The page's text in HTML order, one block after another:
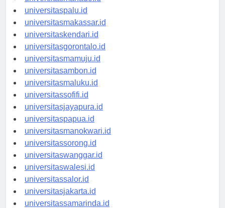
universitasmanado.id
universitaspalu.id
universitasmakassar.id
universitaskendari.id
universitasgorontalo.id
universitasmamuju.id
universitasambon.id
universitasmaluku.id
universitassofifi.id
universitasjayapura.id
universitaspapua.id
universitasmanokwari.id
universitassorong.id
universitaswanggar.id
universitaswalesi.id
universitassalor.id
universitasjakarta.id